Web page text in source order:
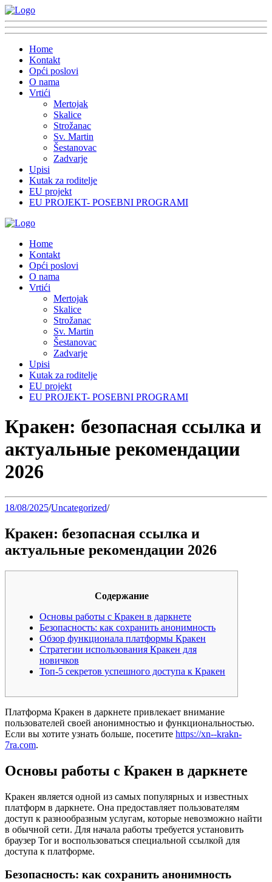
Home
Kontakt
Opći poslovi
O nama
Vrtići
Mertojak
Skalice
Strožanac
Sv. Martin
Šestanovac
Zadvarje
Upisi
Kutak za roditelje
EU projekt
EU PROJEKT- POSEBNI PROGRAMI
Home
Kontakt
Opći poslovi
O nama
Vrtići
Mertojak
Skalice
Strožanac
Sv. Martin
Šestanovac
Zadvarje
Upisi
Kutak za roditelje
EU projekt
EU PROJEKT- POSEBNI PROGRAMI
Кракен: безопасная ссылка и
актуальные рекомендации
2026
18/08/2025/Uncategorized/
Кракен: безопасная ссылка и
актуальные рекомендации 2026
Содержание
Основы работы с Кракен в даркнете
Безопасность: как сохранить анонимность
Обзор функционала платформы Кракен
Стратегии использования Кракен для
новичков
Топ-5 секретов успешного доступа к Кракен
Платформа Кракен в даркнете привлекает внимание
пользователей своей анонимностью и функциональностью.
Если вы хотите узнать больше, посетите https://xn--krakn-
7ra.com.
Основы работы с Кракен в даркнете
Кракен является одной из самых популярных и известных
платформ в даркнете. Она предоставляет пользователям
доступ к разнообразным услугам, которые невозможно найти
в обычной сети. Для начала работы требуется установить
браузер Tor и воспользоваться специальной ссылкой для
доступа к платформе.
Безопасность: как сохранить анонимность